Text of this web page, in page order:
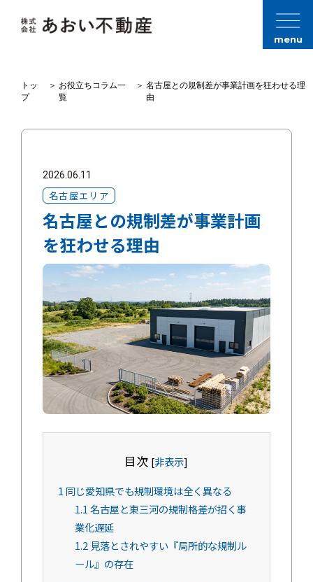
menu
トッ
プ
＞ お役立ちコラム一
覧
＞名古屋との規制差が事業計画を狂わせる理
由
2026.06.11
名古屋エリア
名古屋との規制差が事業計画
を狂わせる理由
目次 [非表示]
1 同じ愛知県でも規制環境は全く異なる
1.1名古屋と東三河の規制格差が招く事
業化遅延
1.2 見落とされやすい『局所的な規制ル
ール』の存在